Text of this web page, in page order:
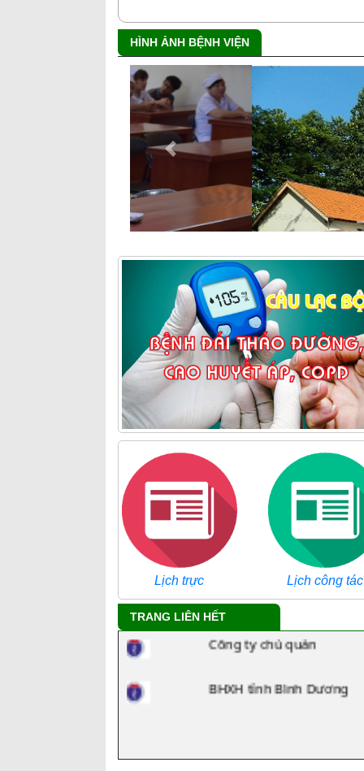
HÌNH ẢNH BỆNH VIỆN
Previous
Lịch công tác
TRANG LIÊN HẾT
Tra cứu danh mục ICD
Công ty chủ quản